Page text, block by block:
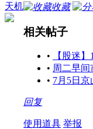
天机
收藏
相关帖子
•
【股迷
• 周二早间
• 7月5日京
回复
使用道具 举报